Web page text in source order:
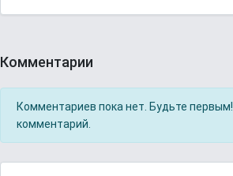
Комментарии
Комментариев пока нет. Будьте первым!
комментарий.